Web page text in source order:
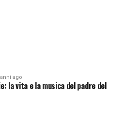
ago
la vita e la musica del padre del